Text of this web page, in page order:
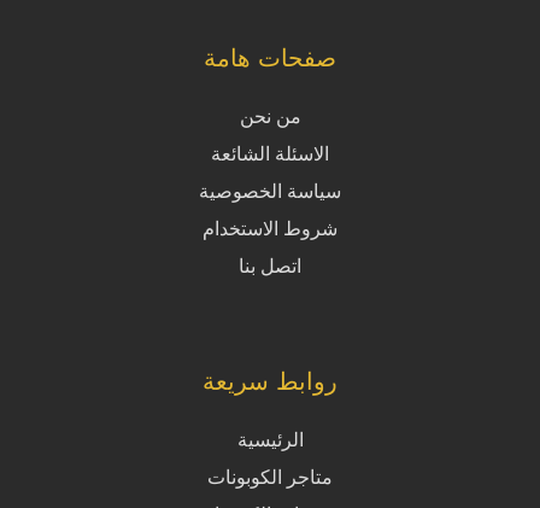
صفحات هامة
من نحن
الاسئلة الشائعة
سياسة الخصوصية
شروط الاستخدام
اتصل بنا
روابط سريعة
الرئيسية
متاجر الكوبونات